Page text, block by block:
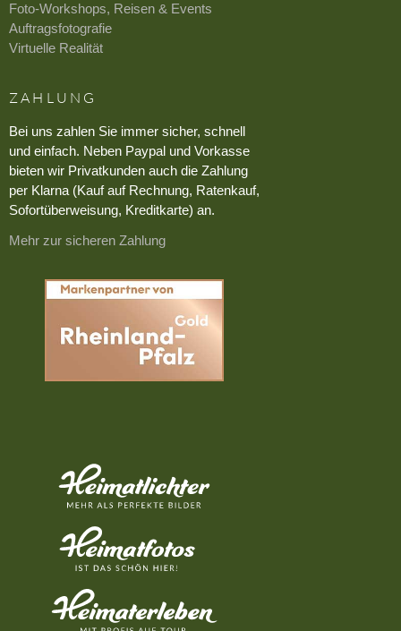
Foto-Workshops, Reisen & Events
Auftragsfotografie
Virtuelle Realität
ZAHLUNG
Bei uns zahlen Sie immer sicher, schnell
und einfach. Neben Paypal und Vorkasse
bieten wir Privatkunden auch die Zahlung
per Klarna (Kauf auf Rechnung, Ratenkauf,
Sofortüberweisung, Kreditkarte) an.
Mehr zur sicheren Zahlung